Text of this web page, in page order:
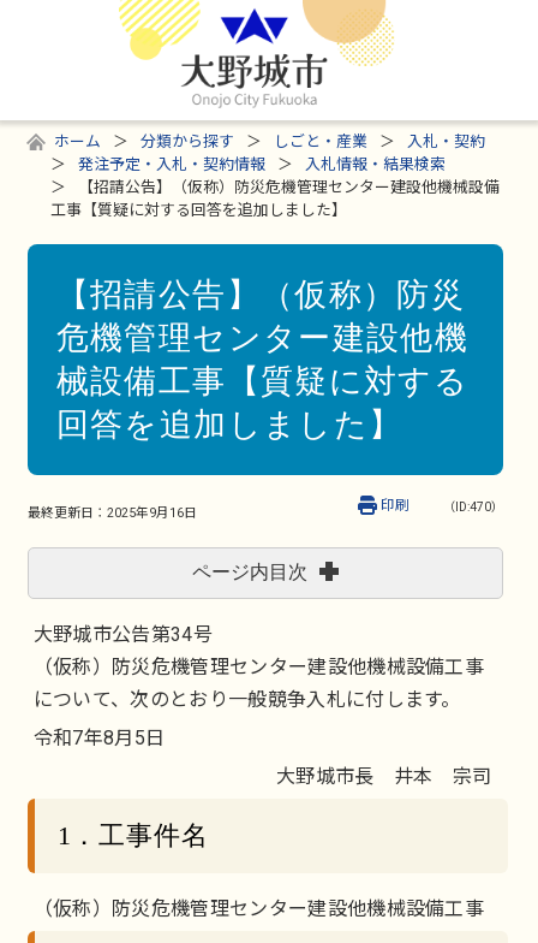
ホーム 分類から探す しごと・産業
入札・契約
発注予定・入札・契約情報
入札情報・結果検索
【招請公告】（仮称）防災危機管理センター建設他機械設備
工事【質疑に対する回答を追加しました】
【招請公告】（仮称）防災
危機管理センター建設他機
械設備工事【質疑に対する
回答を追加しました】
最終更新日： 2025年9月16日 （ID:470）
印刷
ページ内目次
大野城市公告第34号
（仮称）防災危機管理センター建設他機械設備工事
について、次のとおり一般競争入札に付します。
令和7年8月5日
大野城市長 井本 宗司
1．工事件名
（仮称）防災危機管理センター建設他機械設備工事